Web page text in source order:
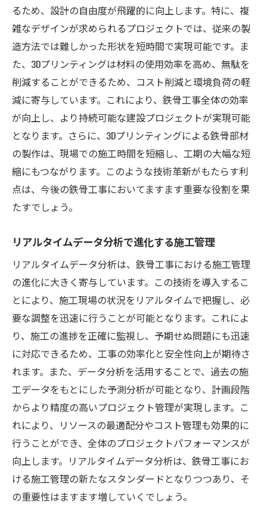
環境影響評価の重要性と実施方法
エコフレンドリーな鉄骨工事の成功事例
鉄骨工事における技術的進化とその影響
技術の進化がもたらす鉄骨工事の安全性向
上
高度な解析ツールによる構造設計の革新
新しい施工技術がもたらす業界の変化
技術進化がもたらすコスト削減の可能性
技術的進化と労働力の変化の関係性
未来の鉄骨工事を支える技術的トレンド
施工プロセスを最適化する革新技術の役割
品質管理を強化する革新的なアプローチ
効率化を促進する施工管理ツールの活用法
革新技術によるプロセスの自動化とその効
果
リスク管理を最適化する技術的ソリューシ
ョン
施工プロセスにおけるコミュニケーション
の改善
未来を見据えた鉄骨工事の技術革新の重要性
技術革新がもたらす長期的な競争力
未来の建設ニーズに応える鉄骨工事の戦略
持続可能な発展を支える革新技術の役割
技術革新による新たな市場機会の創出
るため、設計の自由度が飛躍的に向上します。特に、複
雑なデザインが求められるプロジェクトでは、従来の製
造方法では難しかった形状を短時間で実現可能です。ま
た、3Dプリンティングは材料の使用効率を高め、無駄を
削減することができるため、コスト削減と環境負荷の軽
減に寄与しています。これにより、鉄骨工事全体の効率
が向上し、より持続可能な建設プロジェクトが実現可能
となります。さらに、3Dプリンティングによる鉄骨部材
の製作は、現場での施工時間を短縮し、工期の大幅な短
縮にもつながります。このような技術革新がもたらす利
点は、今後の鉄骨工事においてますます重要な役割を果
たすでしょう。
リアルタイムデータ分析で進化する施工管理
リアルタイムデータ分析は、鉄骨工事における施工管理
の進化に大きく寄与しています。この技術を導入するこ
とにより、施工現場の状況をリアルタイムで把握し、必
要な調整を迅速に行うことが可能となります。これによ
り、施工の進捗を正確に監視し、予期せぬ問題にも迅速
に対応できるため、工事の効率化と安全性向上が期待さ
れます。また、データ分析を活用することで、過去の施
工データをもとにした予測分析が可能となり、計画段階
からより精度の高いプロジェクト管理が実現します。こ
れにより、リソースの最適配分やコスト管理も効果的に
行うことができ、全体のプロジェクトパフォーマンスが
向上します。リアルタイムデータ分析は、鉄骨工事にお
ける施工管理の新たなスタンダードとなりつつあり、そ
の重要性はますます増していくでしょう。